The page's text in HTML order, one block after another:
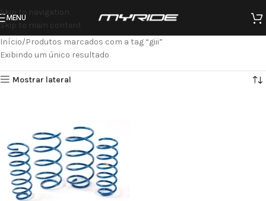
Skip to navigation
Skip to main content
MENU
Início Produtos marcados com a tag “giii”
Exibindo um único resultado
Mostrar lateral